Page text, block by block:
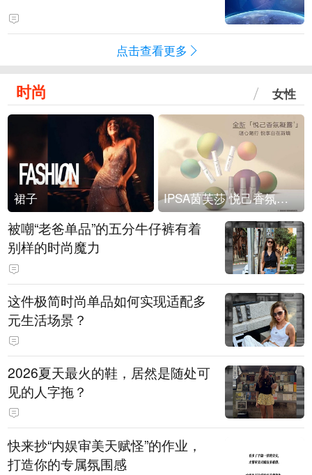
点击查看更多
时尚 女性
裙子 IPSA茵芙莎 悦己香氛凝露上市
被嘲“老爸单品”的五分牛仔裤有着
别样的时尚魔力
这件极简时尚单品如何实现适配多
元生活场景？
2026夏天最火的鞋，居然是随处可
见的人字拖？
快来抄“内娱审美天赋怪”的作业，
打造你的专属氛围感